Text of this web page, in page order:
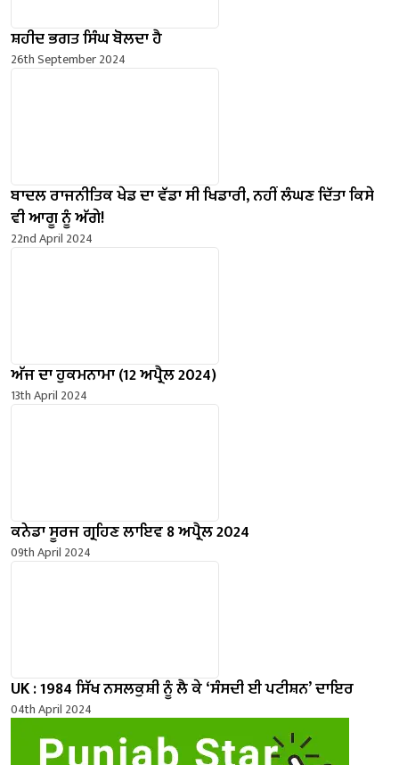
ਸ਼ਹੀਦ ਭਗਤ ਸਿੰਘ ਬੋਲਦਾ ਹੈ
26th September 2024
ਬਾਦਲ ਰਾਜਨੀਤਿਕ ਖੇਡ ਦਾ ਵੱਡਾ ਸੀ ਖਿਡਾਰੀ, ਨਹੀਂ ਲੰਘਣ ਦਿੱਤਾ ਕਿਸੇ
ਵੀ ਆਗੂ ਨੂੰ ਅੱਗੇ!
22nd April 2024
ਅੱਜ ਦਾ ਹੁਕਮਨਾਮਾ (12 ਅਪ੍ਰੈਲ 2024)
13th April 2024
ਕਨੇਡਾ ਸੂਰਜ ਗ੍ਰਹਿਣ ਲਾਇਵ 8 ਅਪ੍ਰੈਲ 2024
09th April 2024
UK : 1984 ਸਿੱਖ ਨਸਲਕੁਸ਼ੀ ਨੂੰ ਲੈ ਕੇ ‘ਸੰਸਦੀ ਈ ਪਟੀਸ਼ਨ’ ਦਾਇਰ
04th April 2024